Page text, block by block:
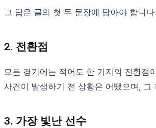
그 답은 글의 첫 두 문장에 담아야 합니다.
2. 전환점
모든 경기에는 적어도 한 가지의 전환점
사건이 발생하기 전 상황은 어땠으며,
3. 가장 빛난 선수